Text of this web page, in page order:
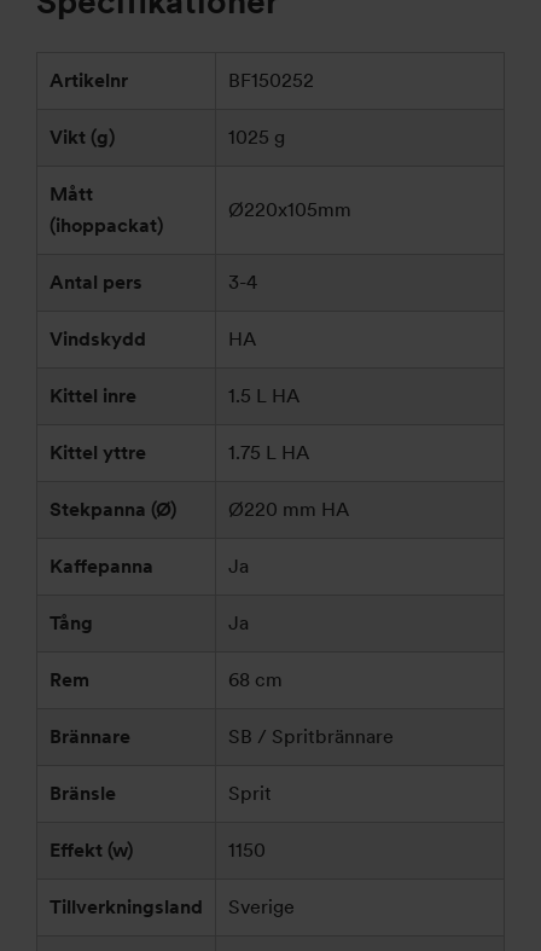
Artikelnr BF150252
Vikt (g) 1025 g
Mått
(ihoppackat)
Ø220x105mm
Antal pers 3-4
Vindskydd HA
Kittel inre 1.5 L HA
Kittel yttre 1.75 L HA
Stekpanna (Ø) Ø220 mm HA
Kaffepanna Ja
Tång Ja
Rem 68 cm
Brännare SB / Spritbrännare
Bränsle Sprit
Effekt (w) 1150
Tillverkningsland Sverige